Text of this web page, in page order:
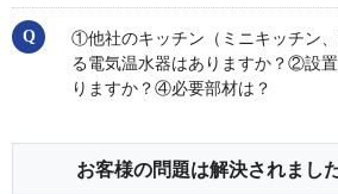
①他社のキッチン（ミニキッチン
る電気温水器はありますか？②設
りますか？④必要部材は？
お客様の問題は解決されまし